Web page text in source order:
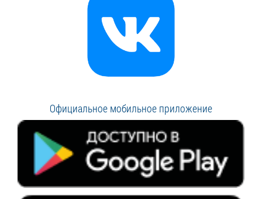
Официальное мобильное приложение